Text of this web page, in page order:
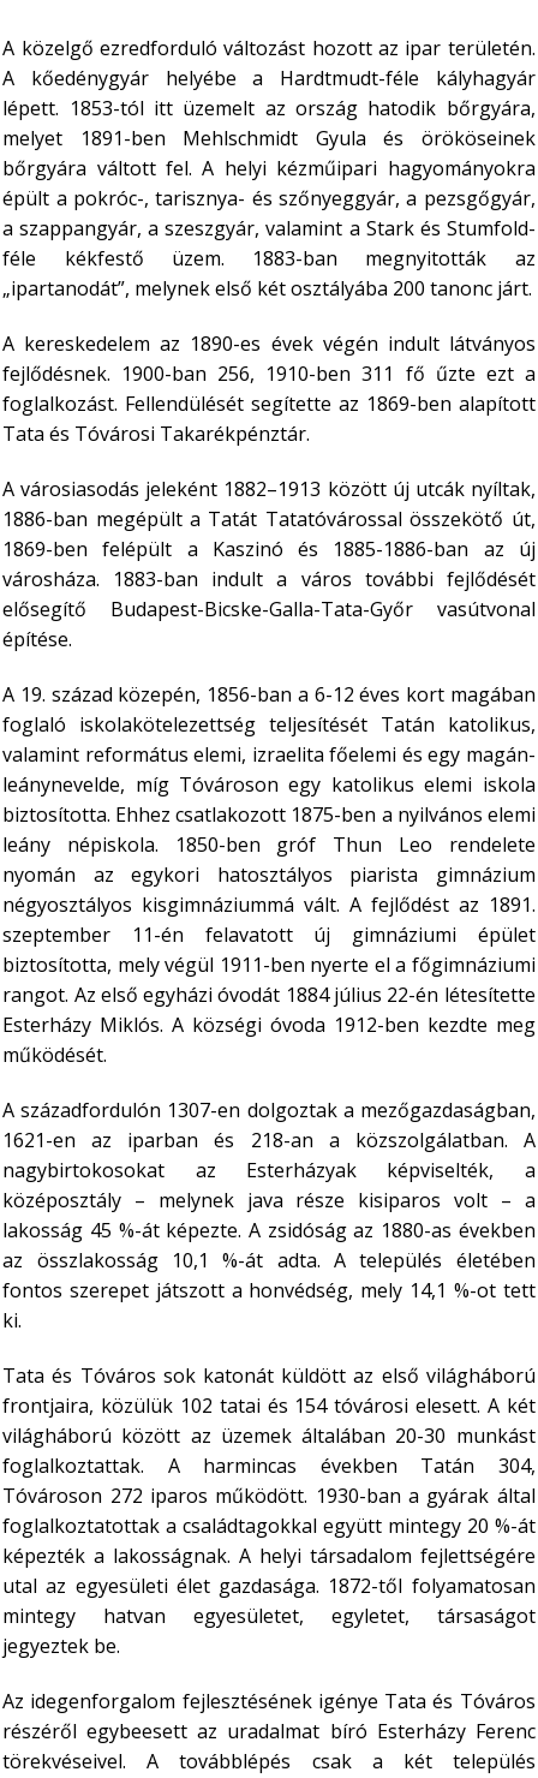
A közelgő ezredforduló változást hozott az ipar területén.
A kőedénygyár helyébe a Hardtmudt-féle kályhagyár
lépett. 1853-tól itt üzemelt az ország hatodik bőrgyára,
melyet 1891-ben Mehlschmidt Gyula és örököseinek
bőrgyára váltott fel. A helyi kézműipari hagyományokra
épült a pokróc-, tarisznya- és szőnyeggyár, a pezsgőgyár,
a szappangyár, a szeszgyár, valamint a Stark és Stumfold-
féle kékfestő üzem. 1883-ban megnyitották az
„ipartanodát”, melynek első két osztályába 200 tanonc járt.
A kereskedelem az 1890-es évek végén indult látványos
fejlődésnek. 1900-ban 256, 1910-ben 311 fő űzte ezt a
foglalkozást. Fellendülését segítette az 1869-ben alapított
Tata és Tóvárosi Takarékpénztár.
A városiasodás jeleként 1882–1913 között új utcák nyíltak,
1886-ban megépült a Tatát Tatatóvárossal összekötő út,
1869-ben felépült a Kaszinó és 1885-1886-ban az új
városháza. 1883-ban indult a város további fejlődését
elősegítő Budapest-Bicske-Galla-Tata-Győr vasútvonal
építése.
A 19. század közepén, 1856-ban a 6-12 éves kort magában
foglaló iskolakötelezettség teljesítését Tatán katolikus,
valamint református elemi, izraelita főelemi és egy magán-
leánynevelde, míg Tóvároson egy katolikus elemi iskola
biztosította. Ehhez csatlakozott 1875-ben a nyilvános elemi
leány népiskola. 1850-ben gróf Thun Leo rendelete
nyomán az egykori hatosztályos piarista gimnázium
négyosztályos kisgimnáziummá vált. A fejlődést az 1891.
szeptember 11-én felavatott új gimnáziumi épület
biztosította, mely végül 1911-ben nyerte el a főgimnáziumi
rangot. Az első egyházi óvodát 1884 július 22-én létesítette
Esterházy Miklós. A községi óvoda 1912-ben kezdte meg
működését.
A századfordulón 1307-en dolgoztak a mezőgazdaságban,
1621-en az iparban és 218-an a közszolgálatban. A
nagybirtokosokat az Esterházyak képviselték, a
középosztály – melynek java része kisiparos volt – a
lakosság 45 %-át képezte. A zsidóság az 1880-as években
az összlakosság 10,1 %-át adta. A település életében
fontos szerepet játszott a honvédség, mely 14,1 %-ot tett
ki.
Tata és Tóváros sok katonát küldött az első világháború
frontjaira, közülük 102 tatai és 154 tóvárosi elesett. A két
világháború között az üzemek általában 20-30 munkást
foglalkoztattak. A harmincas években Tatán 304,
Tóvároson 272 iparos működött. 1930-ban a gyárak által
foglalkoztatottak a családtagokkal együtt mintegy 20 %-át
képezték a lakosságnak. A helyi társadalom fejlettségére
utal az egyesületi élet gazdasága. 1872-től folyamatosan
mintegy hatvan egyesületet, egyletet, társaságot
jegyeztek be.
Az idegenforgalom fejlesztésének igénye Tata és Tóváros
részéről egybeesett az uradalmat bíró Esterházy Ferenc
törekvéseivel.A továbblépés csak a két település